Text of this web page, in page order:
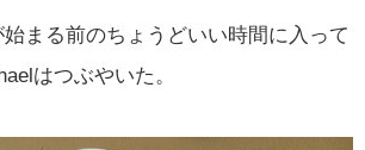
始まる前のちょうどいい時間に入って
はつぶやいた。